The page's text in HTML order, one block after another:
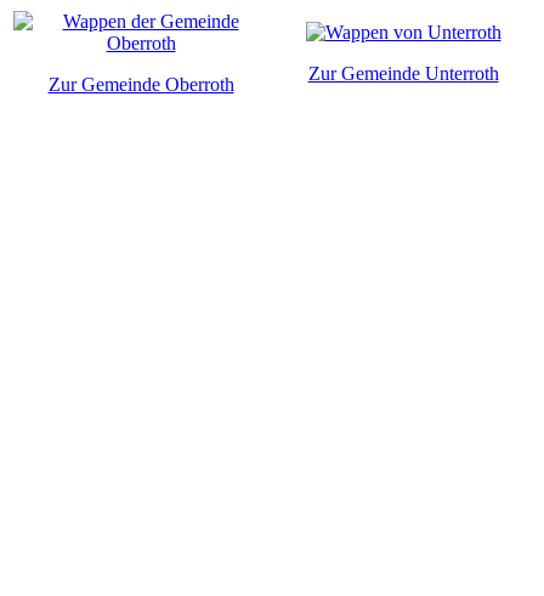
Zur Gemeinde Oberroth
Zur Gemeinde Unterroth